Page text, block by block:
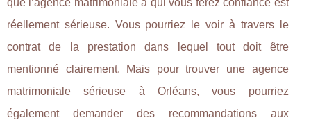
que l’agence matrimoniale à qui vous ferez confiance est
réellement sérieuse. Vous pourriez le voir à travers le
contrat de la prestation dans lequel tout doit être
mentionné clairement. Mais pour trouver une agence
matrimoniale sérieuse à Orléans, vous pourriez
également demander des recommandations aux